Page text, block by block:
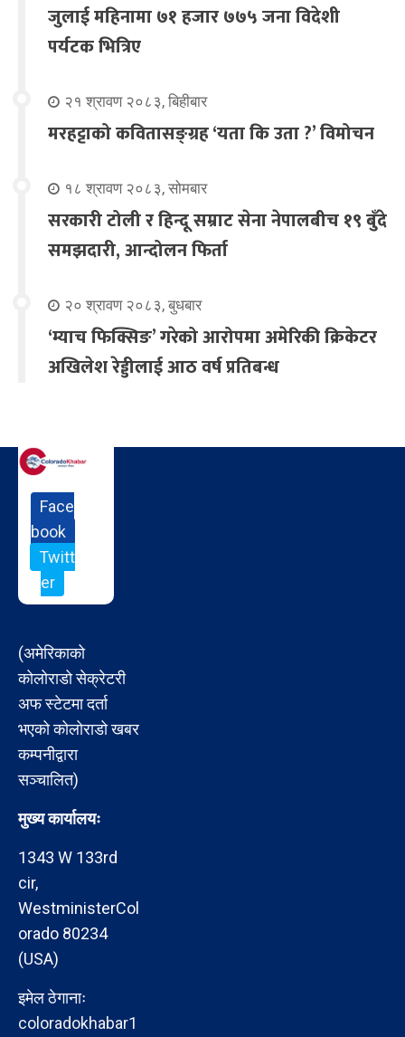
जुलाई महिनामा ७१ हजार ७७५ जना विदेशी
पर्यटक भित्रिए
२१ श्रावण २०८३, बिहीबार
मरहट्टाको कवितासङ्ग्रह ‘यता कि उता ?’ विमोचन
१८ श्रावण २०८३, सोमबार
सरकारी टोली र हिन्दू सम्राट सेना नेपालबीच १९ बुँदे
समझदारी, आन्दोलन फिर्ता
२० श्रावण २०८३, बुधबार
‘म्याच फिक्सिङ’ गरेको आरोपमा अमेरिकी क्रिकेटर
अखिलेश रेड्डीलाई आठ वर्ष प्रतिबन्ध
Face
book
Twitt
er
(अमेरिकाको
कोलोराडो सेक्रेटरी
अफ स्टेटमा दर्ता
भएको कोलोराडो खबर
कम्पनीद्वारा
सञ्चालित)
मुख्य कार्यालयः
1343 W 133rd
cir,
WestministerCol
orado 80234
(USA)
इमेल ठेगानाः
coloradokhabar1